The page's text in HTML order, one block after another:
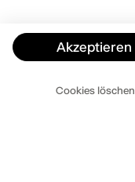
Akzeptieren
Cookies löschen
Termine